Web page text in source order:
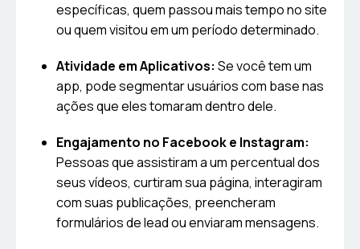
específicas, quem passou mais tempo no site
ou quem visitou em um período determinado.
Atividade em Aplicativos: Se você tem um
app, pode segmentar usuários com base nas
ações que eles tomaram dentro dele.
Engajamento no Facebook e Instagram:
Pessoas que assistiram a um percentual dos
seus vídeos, curtiram sua página, interagiram
com suas publicações, preencheram
formulários de lead ou enviaram mensagens.